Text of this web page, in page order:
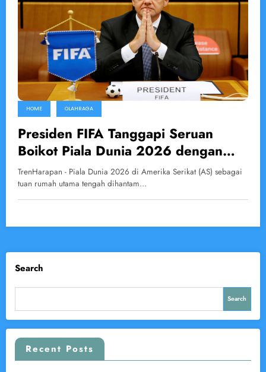
HOME OLAHRAGA
Presiden FIFA Tanggapi Seruan
Boikot Piala Dunia 2026 dengan
Pernyataan Kuat
TrenHarapan - Piala Dunia 2026 di Amerika Serikat (AS) sebagai
tuan rumah utama tengah dihantam…
Search
Search
Recent Posts